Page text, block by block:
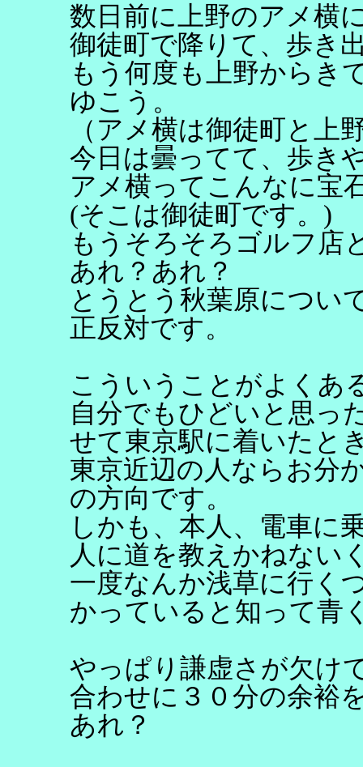
数日前に上野のアメ横
御徒町で降りて、歩き
もう何度も上野からき
ゆこう。
（アメ横は御徒町と上
今日は曇ってて、歩き
アメ横ってこんなに宝
(そこは御徒町です。)
もうそろそろゴルフ店
あれ？あれ？
とうとう秋葉原につい
正反対です。
こういうことがよくあ
自分でもひどいと思っ
せて東京駅に着いたと
東京近辺の人ならお分
の方向です。
しかも、本人、電車に
人に道を教えかねない
一度なんか浅草に行く
かっていると知って青
やっぱり謙虚さが欠け
合わせに３０分の余裕
あれ？